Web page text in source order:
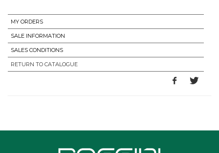
MY ORDERS
SALE INFORMATION
SALES CONDITIONS
RETURN TO CATALOGUE